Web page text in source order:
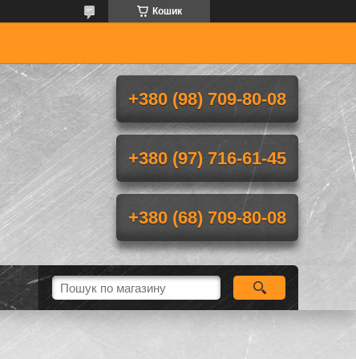
Кошик
+380 (98) 709-80-08
+380 (97) 716-61-45
+380 (68) 709-80-08